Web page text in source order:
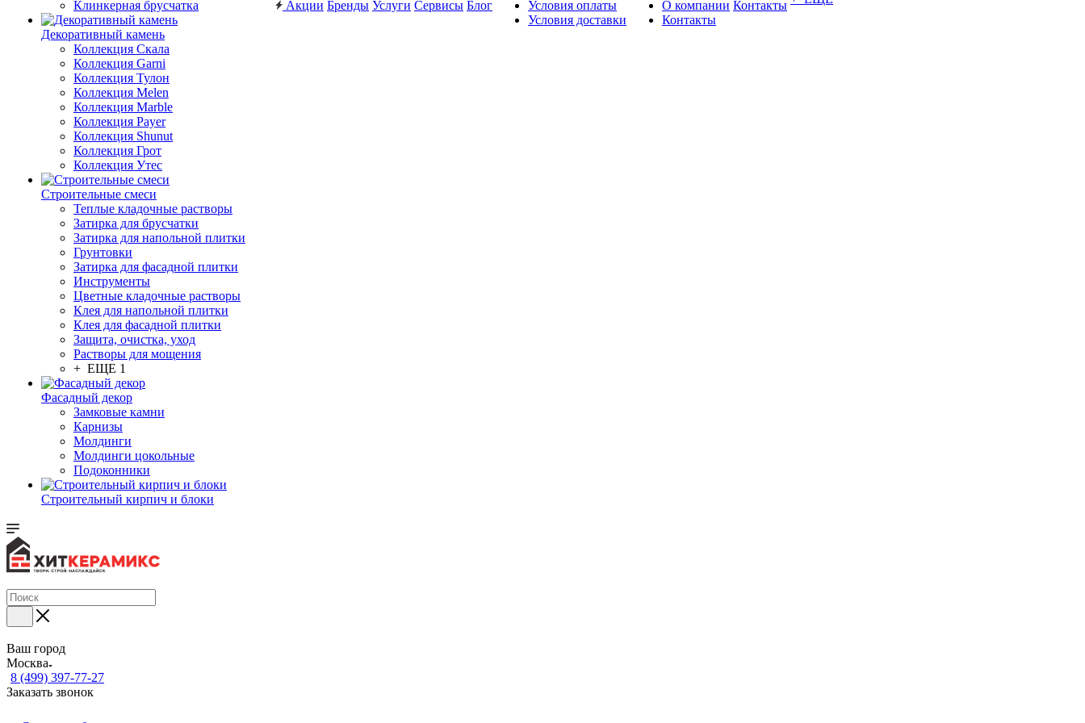
Клинкерная брусчатка
Декоративный камень
Коллекция Скала
Коллекция Garni
Коллекция Тулон
Коллекция Melen
Коллекция Marble
Коллекция Payer
Коллекция Shunut
Коллекция Грот
Коллекция Утес
Строительные смеси
Теплые кладочные растворы
Затирка для брусчатки
Затирка для напольной плитки
Грунтовки
Затирка для фасадной плитки
Инструменты
Цветные кладочные растворы
Клея для напольной плитки
Клея для фасадной плитки
Защита, очистка, уход
Растворы для мощения
+ ЕЩЕ 1
Фасадный декор
Замковые камни
Карнизы
Молдинги
Молдинги цокольные
Подоконники
Строительный кирпич и блоки
Акции Бренды Услуги Сервисы Блог
Условия оплаты
Условия доставки
О компании
Контакты
Контакты
Ваш город
Москва
8 (499) 397-77-27
Заказать звонок